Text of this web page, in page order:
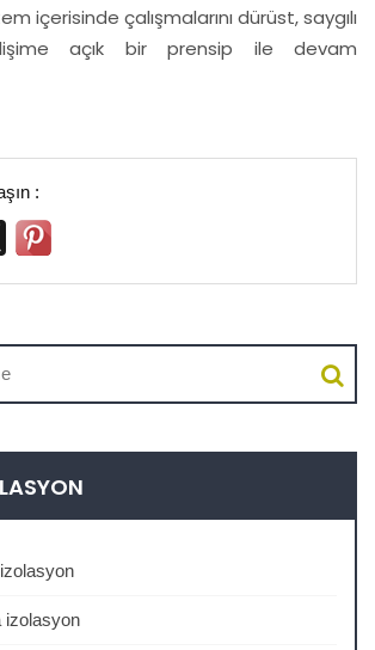
içerisinde çalışmalarını dürüst, saygılı
açık bir prensip ile devam
:
izolasyon